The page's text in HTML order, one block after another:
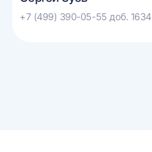
+7 (499) 390-05-55 доб. 1634